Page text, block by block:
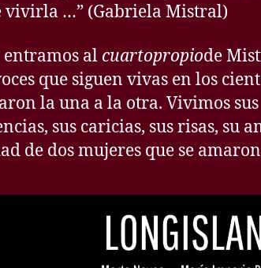
vivirla …” (Gabriela Mistral)
al cuartopropiode
que siguen vivas en los
la una a la otra. Vivimos sus
sus caricias, sus risas, su
de dos mujeres que se